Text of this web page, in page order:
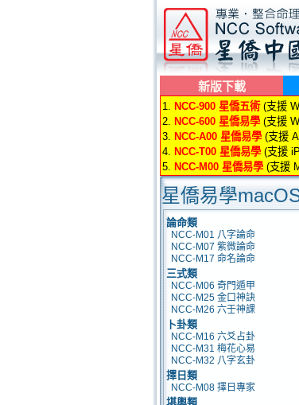
新版下載
1. NCC-900 星僑五術(支援
2. NCC-600 星僑易學(支援
3. NCC-A00 星僑易學(支援
4. NCC-T00 星僑易學(支援
5. NCC-M00 星僑易學(支援
星僑易學
論命類
NCC-M01 八字論命
NCC-M07 紫微論命
NCC-M17 命名論命
三式類
NCC-M06 奇門遁甲
NCC-M25 金口神訣
NCC-M26 六壬神課
卜卦類
NCC-M16 六爻占卦
NCC-M31 梅花心易
NCC-M32 八字玄卦
擇日類
NCC-M08 擇日專家
堪輿類